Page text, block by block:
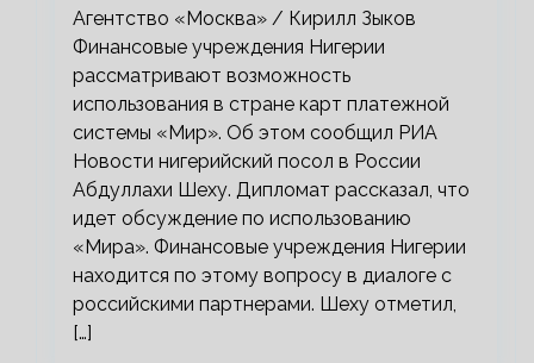
Агентство «Москва» / Кирилл Зыков
Финансовые учреждения Нигерии
рассматривают возможность
использования в стране карт платежной
системы «Мир». Об этом сообщил РИА
Новости нигерийский посол в России
Абдуллахи Шеху. Дипломат рассказал, что
идет обсуждение по использованию
«Мира». Финансовые учреждения Нигерии
находится по этому вопросу в диалоге с
российскими партнерами. Шеху отметил,
[…]